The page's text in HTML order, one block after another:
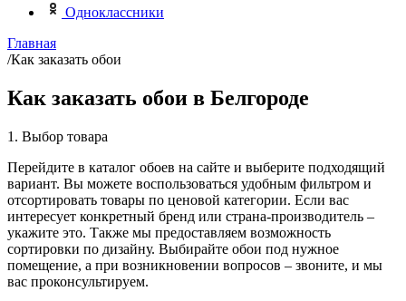
Одноклассники
Главная
/Как заказать обои
Как заказать обои в Белгороде
1. Выбор товара
Перейдите в каталог обоев на сайте и выберите подходящий
вариант. Вы можете воспользоваться удобным фильтром и
отсортировать товары по ценовой категории. Если вас
интересует конкретный бренд или страна-производитель –
укажите это. Также мы предоставляем возможность
сортировки по дизайну. Выбирайте обои под нужное
помещение, а при возникновении вопросов – звоните, и мы
вас проконсультируем.